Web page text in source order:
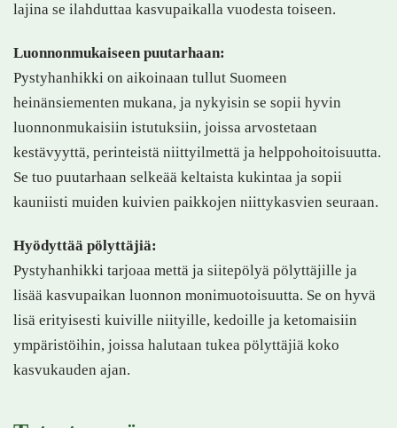
lajina se ilahduttaa kasvupaikalla vuodesta toiseen.
Luonnonmukaiseen puutarhaan:
Pystyhanhikki on aikoinaan tullut Suomeen
heinänsiementen mukana, ja nykyisin se sopii hyvin
luonnonmukaisiin istutuksiin, joissa arvostetaan
kestävyyttä, perinteistä niittyilmettä ja helppohoitoisuutta.
Se tuo puutarhaan selkeää keltaista kukintaa ja sopii
kauniisti muiden kuivien paikkojen niittykasvien seuraan.
Hyödyttää pölyttäjiä:
Pystyhanhikki tarjoaa mettä ja siitepölyä pölyttäjille ja
lisää kasvupaikan luonnon monimuotoisuutta. Se on hyvä
lisä erityisesti kuiville niityille, kedoille ja ketomaisiin
ympäristöihin, joissa halutaan tukea pölyttäjiä koko
kasvukauden ajan.